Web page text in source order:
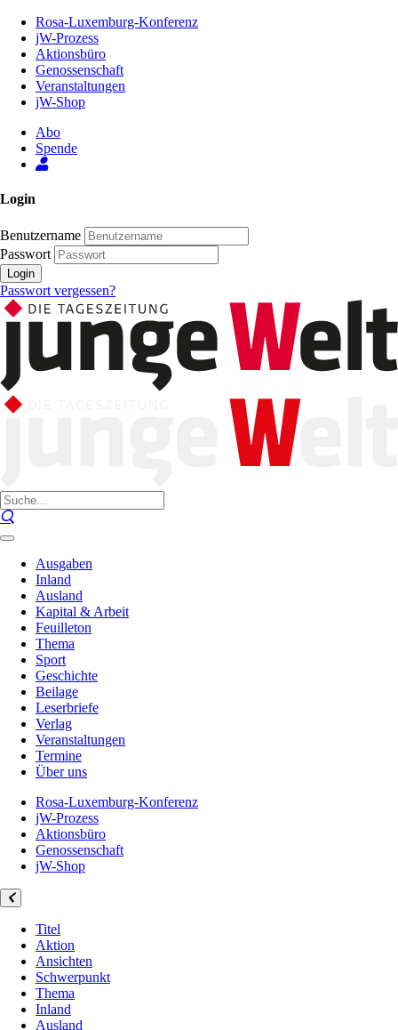
Inhalt
Seite
Rosa-Luxemburg-Konferenz
jW-Prozess
Aktionsbüro
Genossenschaft
Veranstaltungen
jW-Shop
Abo
Spende
Login
Benutzername
Passwort
Login
Passwort vergessen?
Ausgaben
Inland
Ausland
Kapital & Arbeit
Feuilleton
Thema
Sport
Geschichte
Beilage
Leserbriefe
Verlag
Veranstaltungen
Termine
Über uns
Rosa-Luxemburg-Konferenz
jW-Prozess
Aktionsbüro
Genossenschaft
jW-Shop
Titel
Aktion
Ansichten
Schwerpunkt
Thema
Inland
Ausland